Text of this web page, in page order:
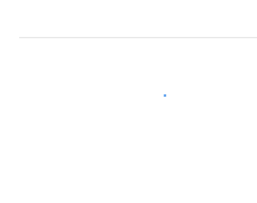
Llega a nuevos clientes